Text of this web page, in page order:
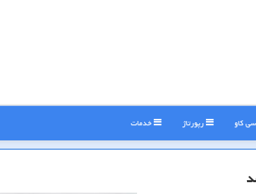
كاو رپورتاژ خدمات